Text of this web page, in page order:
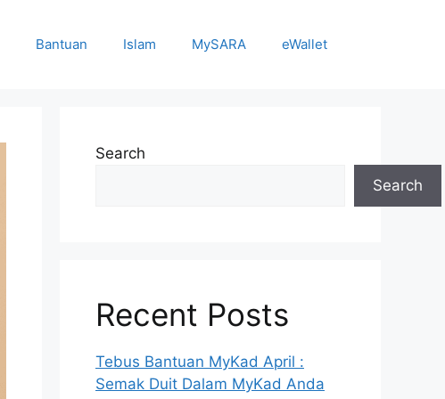
Bantuan Islam MySARA eWallet
Search
Search
Recent Posts
Tebus Bantuan MyKad April :
Semak Duit Dalam MyKad Anda